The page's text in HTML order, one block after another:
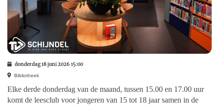
donderdag 18 juni 2026 15:00
Bibliotheek
Elke derde donderdag van de maand, tussen 15.00 en 17.00 uur
komt de leesclub voor jongeren van 15 tot 18 jaar samen in de